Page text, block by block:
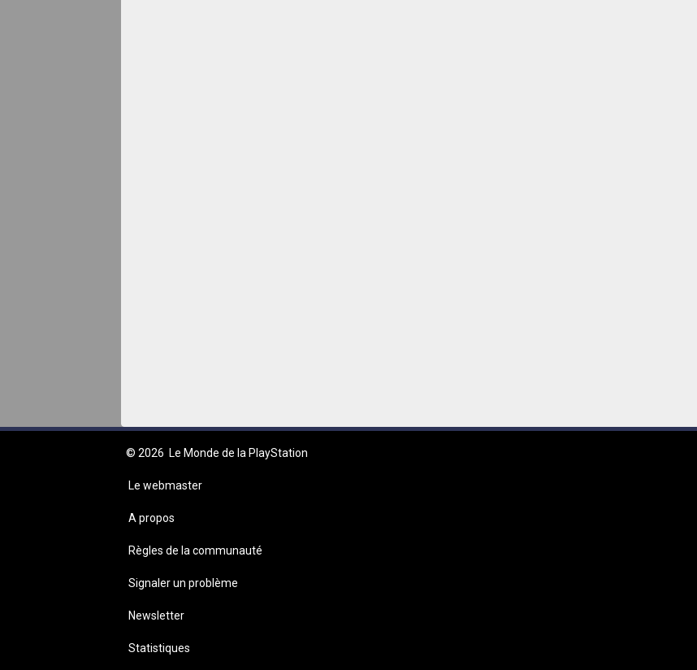
© 2026 Le Monde de la PlayStation
Le webmaster
A propos
Règles de la communauté
Signaler un problème
Newsletter
Statistiques